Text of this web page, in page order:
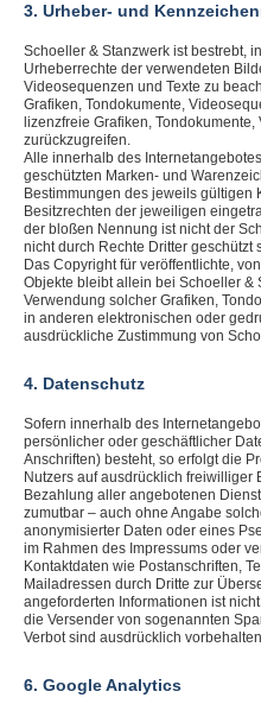
3. Urheber- und
Schoeller & Stanzwerk ist bestrebt,
Urheberrechte der verwendeten
Videosequenzen und Texte zu
Grafiken, Tondokumente,
lizenzfreie Grafiken,
zurückzugreifen.
Alle innerhalb des
geschützten Marken- und
Bestimmungen des jeweils gültigen
Besitzrechten der jeweiligen
der bloßen Nennung ist nicht der
nicht durch Rechte Dritter geschützt
Das Copyright für veröffentlichte,
Objekte bleibt allein bei Schoeller &
Verwendung solcher Grafiken,
in anderen elektronischen oder
ausdrückliche Zustimmung von
4. Datenschutz
Sofern innerhalb des
persönlicher oder geschäftlicher
Anschriften) besteht, so erfolgt die
Nutzers auf ausdrücklich freiwilliger
Bezahlung aller angebotenen
zumutbar – auch ohne Angabe
anonymisierter Daten oder eines
im Rahmen des Impressums oder
Kontaktdaten wie Postanschriften,
Mailadressen durch Dritte zur
angeforderten Informationen ist
die Versender von sogenannten
Verbot sind ausdrücklich
6. Google Analytics